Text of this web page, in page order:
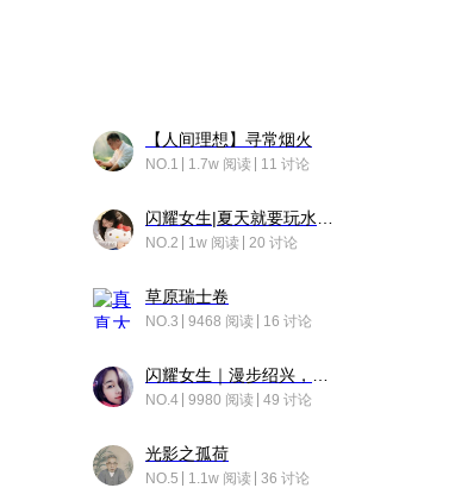
【人间理想】寻常烟火
NO.1 1.7w 阅读 11 讨论
NO.2 1w 阅读 20 讨论
草原瑞士卷
NO.3 9468 阅读 16 讨论
NO.4 9980 阅读 49 讨论
光影之孤荷
NO.5 1.1w 阅读 36 讨论